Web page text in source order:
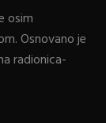
osim
Osnovano je
radionica-